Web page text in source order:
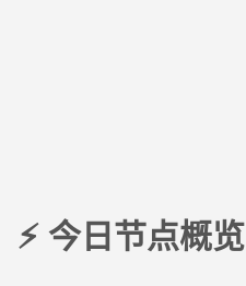
⚡ 今日节点概览